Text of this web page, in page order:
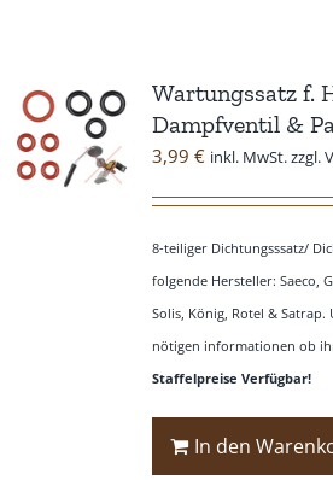
Wartungssatz f.
Dampfventil &
3,99 € inkl. MwSt. zzgl.
8-teiliger Dichtungsssatz/
folgende Hersteller: Saeco,
Solis, König, Rotel & Satrap.
nötigen informationen ob
Staffelpreise Verfügbar!
In den